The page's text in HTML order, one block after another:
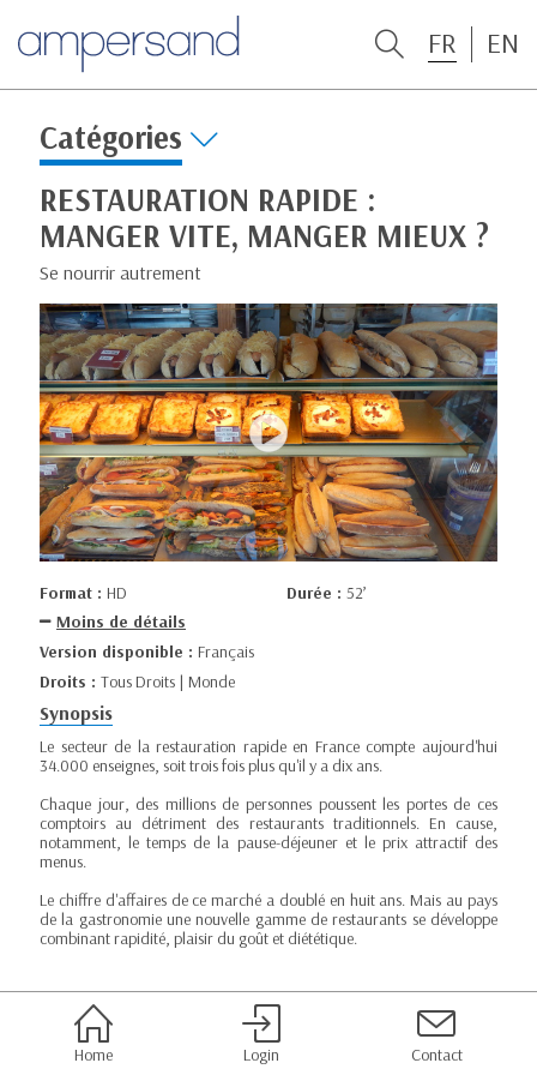
FR EN
Catégories
RESTAURATION RAPIDE :
MANGER VITE, MANGER MIEUX ?
Se nourrir autrement
Format : HD Durée : 52’
Moins de détails
Version disponible : Français
Droits : Tous Droits | Monde
Synopsis
Le secteur de la restauration rapide en France compte aujourd'hui
34.000 enseignes, soit trois fois plus qu'il y a dix ans.
Chaque jour, des millions de personnes poussent les portes de ces
comptoirs au détriment des restaurants traditionnels. En cause,
notamment, le temps de la pause-déjeuner et le prix attractif des
menus.
Le chiffre d'affaires de ce marché a doublé en huit ans. Mais au pays
de la gastronomie une nouvelle gamme de restaurants se développe
combinant rapidité, plaisir du goût et diététique.
Home Login Contact